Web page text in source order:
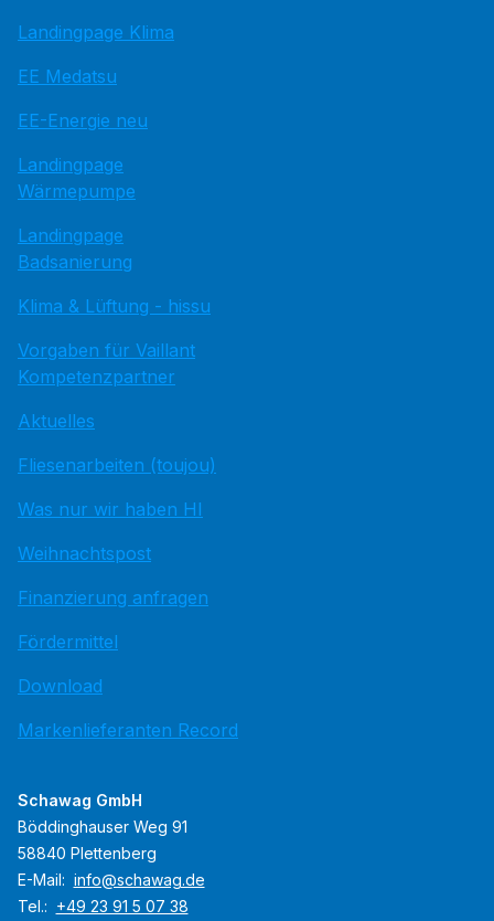
Landingpage Klima
EE Medatsu
EE-Energie neu
Landingpage
Wärmepumpe
Landingpage
Badsanierung
Klima & Lüftung - hissu
Vorgaben für Vaillant
Kompetenzpartner
Aktuelles
Fliesenarbeiten (toujou)
Was nur wir haben HI
Weihnachtspost
Finanzierung anfragen
Fördermittel
Download
Markenlieferanten Record
Schawag GmbH
Böddinghauser Weg 91
58840 Plettenberg
E-Mail: info@schawag.de
Tel.: +49 23 91 5 07 38